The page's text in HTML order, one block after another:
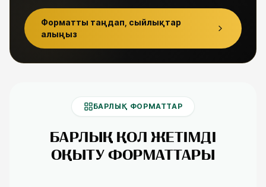
БОНУС САБАҚ
Форматты таңдап, сыйлықтар
алыңыз
БАРЛЫҚ ФОРМАТТАР
БАРЛЫҚ ҚОЛ ЖЕТІМДІ
ОҚЫТУ ФОРМАТТАРЫ